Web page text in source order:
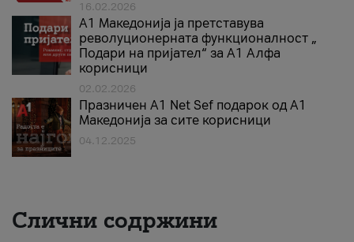
16.02.2026
А1 Македонија ја претставува
револуционерната функционалност „
Подари на пријател“ за А1 Алфа
корисници
02.02.2026
Празничен A1 Net Sеf подарок од А1
Македонија за сите корисници
04.12.2025
Слични содржини